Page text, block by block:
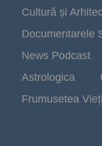
Cultură și
Documentarele
News Podcast
Astrologica
Frumusetea